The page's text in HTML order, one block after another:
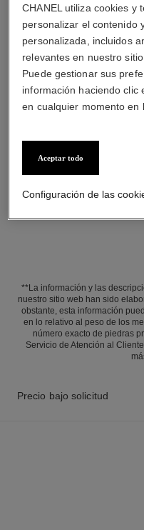
diamantes
Ref. J63493
Precio bajo solicitud
Ver información
**La información y las
nuestro sitio web han sido
obstante, esta información
en lo relativo al peso de los
número exacto de piedras
Servicio de Atención al
Precio bajo solicitud
CHANEL utiliza cookies y
personalizar el contenido
personalizada, incluidos
relevantes en nuestro
Puede gestionar sus
información haciendo clic
en cualquier momento en
Aceptar todo
Configuración de las